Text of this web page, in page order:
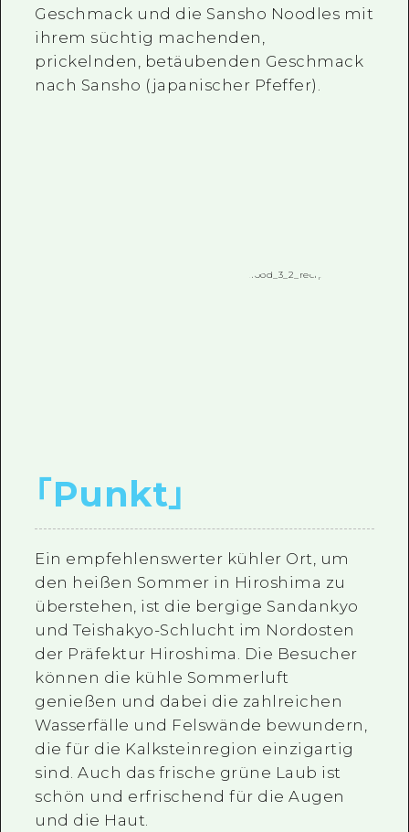
Geschmack und die Sansho Noodles mit
ihrem süchtig machenden,
prickelnden, betäubenden Geschmack
nach Sansho (japanischer Pfeffer).
｢Punkt｣
Ein empfehlenswerter kühler Ort, um
den heißen Sommer in Hiroshima zu
überstehen, ist die bergige Sandankyo
und Teishakyo-Schlucht im Nordosten
der Präfektur Hiroshima. Die Besucher
können die kühle Sommerluft
genießen und dabei die zahlreichen
Wasserfälle und Felswände bewundern,
die für die Kalksteinregion einzigartig
sind. Auch das frische grüne Laub ist
schön und erfrischend für die Augen
und die Haut.